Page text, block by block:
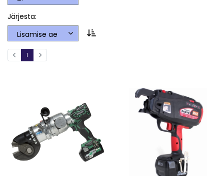
Järjesta:
1